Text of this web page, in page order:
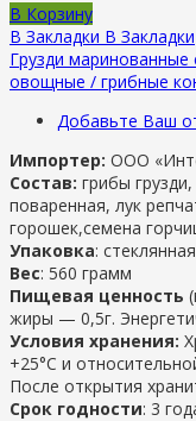
В Корзину
В Закладки В Закладки
Грузди маринованные
овощные / грибные
Добавьте Ваш
Импортер: ООО
Состав: грибы
поваренная, лук
горошек,семена
Упаковка:
Вес: 560 грамм
Пищевая ценность
жиры — 0,5г.
Условия хранения:
+25°С и
После открытия
Срок годности: 3